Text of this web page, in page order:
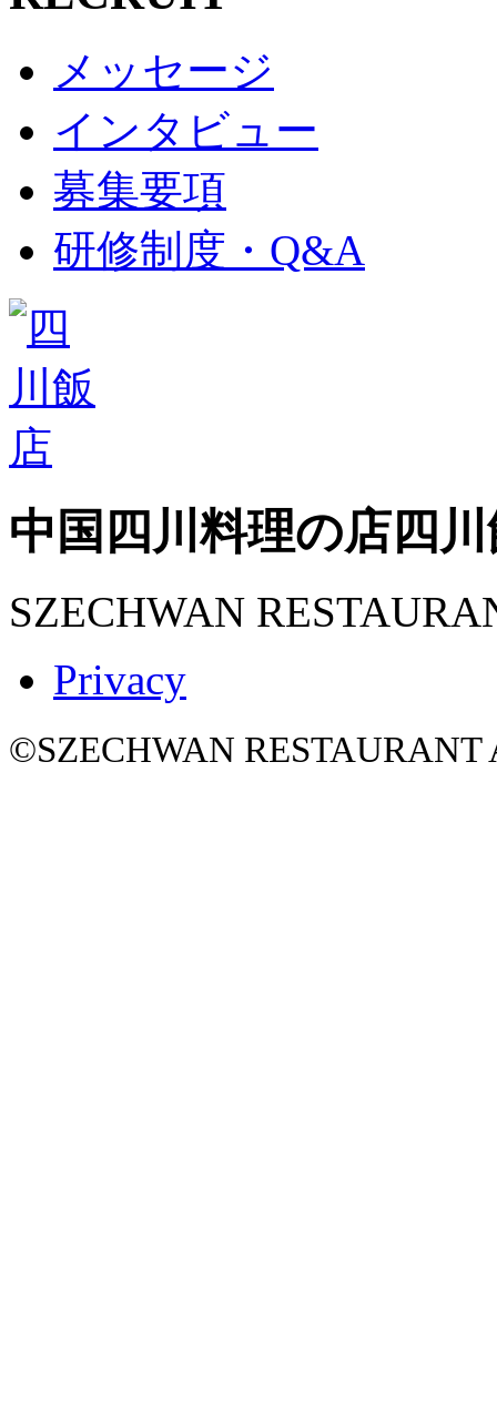
メッセージ
インタビュー
募集要項
研修制度・Q&A
中国四川料理の店 四
SZECHWAN
Privacy
©SZECHWAN RESTAURANT